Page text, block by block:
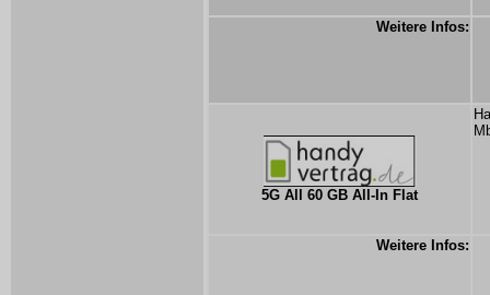
Weitere Infos:
5G All 60 GB All-In Flat
Weitere Infos: